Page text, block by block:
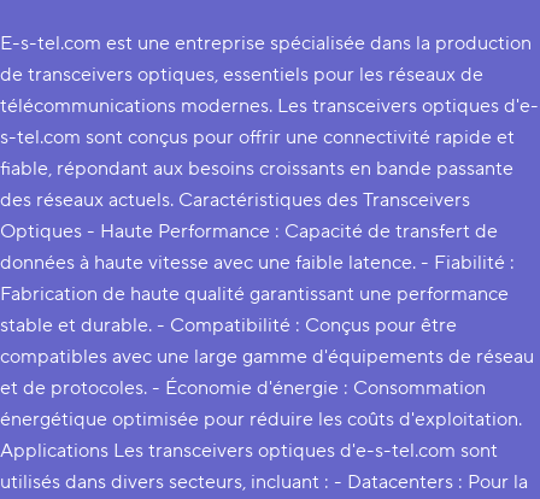
E-s-tel.com est une entreprise spécialisée dans la production
de transceivers optiques, essentiels pour les réseaux de
télécommunications modernes. Les transceivers optiques d'e-
s-tel.com sont conçus pour offrir une connectivité rapide et
fiable, répondant aux besoins croissants en bande passante
des réseaux actuels. Caractéristiques des Transceivers
Optiques - Haute Performance : Capacité de transfert de
données à haute vitesse avec une faible latence. - Fiabilité :
Fabrication de haute qualité garantissant une performance
stable et durable. - Compatibilité : Conçus pour être
compatibles avec une large gamme d'équipements de réseau
et de protocoles. - Économie d'énergie : Consommation
énergétique optimisée pour réduire les coûts d'exploitation.
Applications Les transceivers optiques d'e-s-tel.com sont
utilisés dans divers secteurs, incluant : - Datacenters : Pour la